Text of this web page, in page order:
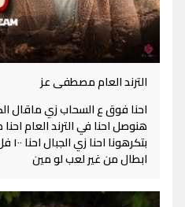
الترند العام مصطفى عز
احنا فوق ع السحاب زي ماقال
هنوصل احنا في الترند العام
ابطال من غير لعب لو مين